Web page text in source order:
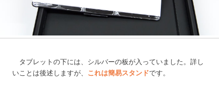
タブレットの下には、シルバーの板が入っていました。詳し
いことは後述しますが、 これは簡易スタンドです。